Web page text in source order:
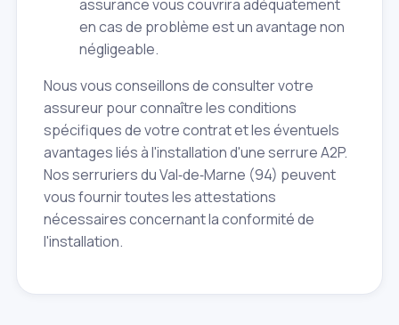
assurance vous couvrira adéquatement
en cas de problème est un avantage non
négligeable.
Nous vous conseillons de consulter votre
assureur pour connaître les conditions
spécifiques de votre contrat et les éventuels
avantages liés à l'installation d'une serrure A2P.
Nos serruriers du Val‑de‑Marne (94) peuvent
vous fournir toutes les attestations
nécessaires concernant la conformité de
l'installation.